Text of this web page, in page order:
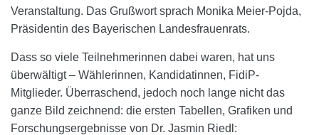
Veranstaltung. Das Grußwort sprach Monika Meier-Pojda,
Präsidentin des Bayerischen Landesfrauenrats.
Dass so viele Teilnehmerinnen dabei waren, hat uns
überwältigt – Wählerinnen, Kandidatinnen, FidiP-
Mitglieder. Überraschend, jedoch noch lange nicht das
ganze Bild zeichnend: die ersten Tabellen, Grafiken und
Forschungsergebnisse von Dr. Jasmin Riedl: